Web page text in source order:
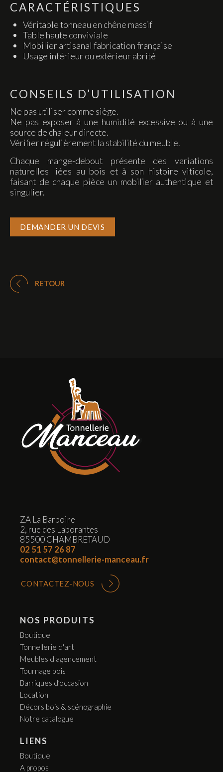
CARACTÉRISTIQUES
Véritable tonneau en chêne massif
Table haute conviviale
Mobilier artisanal fabrication française
Usage intérieur ou extérieur abrité
CONSEILS D’UTILISATION
Ne pas utiliser comme siège.
Ne pas exposer à une humidité excessive ou à une
source de chaleur directe.
Vérifier régulièrement la stabilité du meuble.
Chaque mange-debout présente des variations
naturelles liées au bois et à son histoire viticole,
faisant de chaque pièce un mobilier authentique et
singulier.
DEMANDER UN DEVIS
RETOUR
ZA La Barboire
2, rue des Laborantes
85500 CHAMBRETAUD
02 51 57 26 87
contact@tonnellerie-manceau.fr
CONTACTEZ-NOUS
NOS PRODUITS
Boutique
Tonnellerie d'art
Meubles d'agencement
Tournage bois
Barriques d’occasion
Location
Décors bois & scénographie
Notre catalogue
LIENS
Boutique
A propos